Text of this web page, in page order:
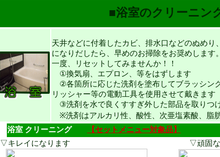
■浴室のクリーニン
天井などに付着したカビ、排水口などのぬめり
になりだしたら、早めのお掃除をお奨めします
一度、リセットしてみませんか！！
①換気扇、エプロン、等をはずします
②各箇所に応じた洗剤を塗布してブラッシン
リッシャー等の電動工具を使用させて戴きます
③洗剤を水で良くすすぎ外した部品を取りつ
※洗剤はアルカリ性、酸性、次亜塩素酸、脂
浴室 クリーニング
【セットメニュー対象品】
▽キレイになります ▽頑固な水垢